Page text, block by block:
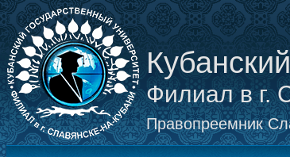
Филиал в г.
Правопреемник